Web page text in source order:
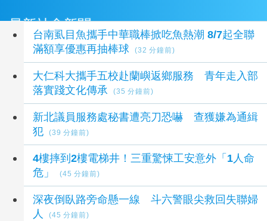
最新社會新聞
台南虱目魚攜手中華職棒掀吃魚熱潮 8/7起全聯
滿額享優惠再抽棒球
(32 分鐘前)
大仁科大攜手五校赴蘭嶼返鄉服務 青年走入部
落實踐文化傳承
(35 分鐘前)
新北議員服務處秘書遭亮刀恐嚇 查獲嫌為通緝
犯
(39 分鐘前)
4樓摔到2樓電梯井！三重驚悚工安意外「1人命
危」
(45 分鐘前)
深夜倒臥路旁命懸一線 斗六警眼尖救回失聯婦
人
(45 分鐘前)